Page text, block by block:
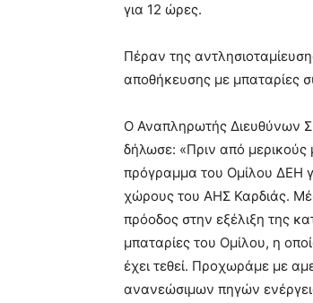
για 12 ώρες.
Πέραν της
αποθήκευσης με μπαταρίες
Ο Αναπληρωτής Διευθύνων
δήλωσε: «Πριν από
πρόγραμμα του Ομίλου ΔΕΗ
χώρους του ΑΗΣ Καρδιάς.
πρόοδος στην εξέλιξη της
μπαταρίες του Ομίλου, η
έχει τεθεί. Προχωράμε με
ανανεώσιμων πηγών